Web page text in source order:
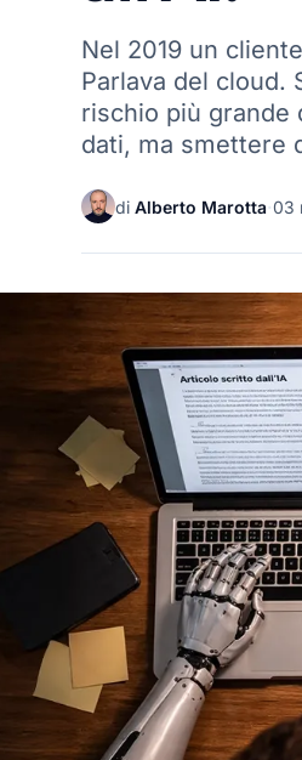
Nel 2019 un
Parlava del cloud.
rischio più grande
dati, ma smettere
di Alberto Marotta·03